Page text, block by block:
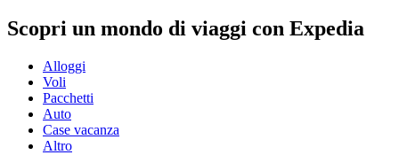
Scopri un mondo di viaggi con Expedia
Alloggi
Voli
Pacchetti
Auto
Case vacanza
Altro